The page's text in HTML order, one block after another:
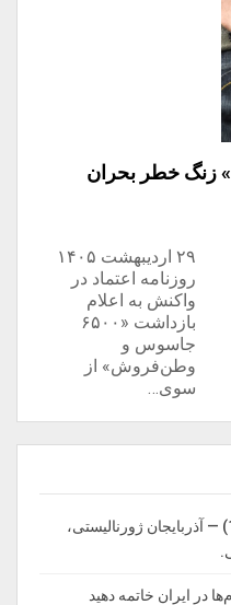
جاسوس» زنگ خطر بحران
۲۹ اردیبهشت ۱۴۰۵
روزنامه اعتماد در
واکنش به اعلام
بازداشت «۶۵۰۰
جاسوس و
وطن‌فروش» از
سوی…
آغا غنی‌زاده (1878-1934) — آذربایجان ژورنالیستی،
در ایران خاتمه دهید